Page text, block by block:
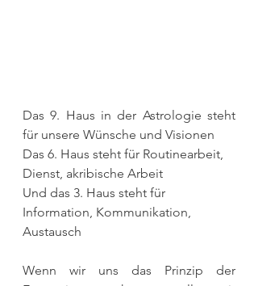
Das 9. Haus in der Astrologie steht
für unsere Wünsche und Visionen
Das 6. Haus steht für Routinearbeit,
Dienst, akribische Arbeit
Und das 3. Haus steht für
Information, Kommunikation,
Austausch
Wenn wir uns das Prinzip der